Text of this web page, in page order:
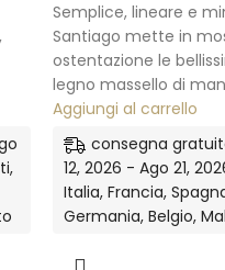
Semplice, lineare e
Santiago mette in
ostentazione le
legno massello di
Aggiungi al carrello
consegna
12, 2026 - Ago 21,
Italia, Francia,
Germania, Belgio,